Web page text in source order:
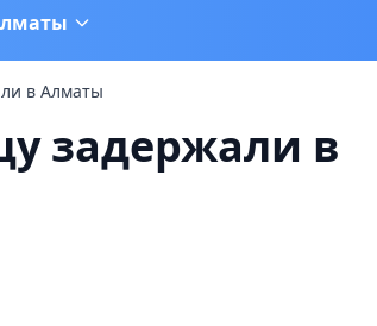
в Алматы
задержали в